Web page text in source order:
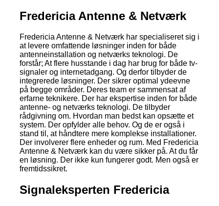
Fredericia Antenne & Netværk
Fredericia Antenne & Netværk har specialiseret sig i
at levere omfattende løsninger inden for både
antenneinstallation og netværks teknologi. De
forstår; At flere husstande i dag har brug for både tv-
signaler og internetadgang. Og derfor tilbyder de
integrerede løsninger. Der sikrer optimal ydeevne
på begge områder. Deres team er sammensat af
erfarne teknikere. Der har ekspertise inden for både
antenne- og netværks teknologi. De tilbyder
rådgivning om. Hvordan man bedst kan opsætte et
system. Der opfylder alle behov. Og de er også i
stand til, at håndtere mere komplekse installationer.
Der involverer flere enheder og rum. Med Fredericia
Antenne & Netværk kan du være sikker på. At du får
en løsning. Der ikke kun fungerer godt. Men også er
fremtidssikret.
Signaleksperten Fredericia